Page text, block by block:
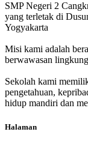
SMP Negeri 2
yang terletak di
Yogyakarta
Misi kami adalah
berwawasan
Sekolah kami
pengetahuan,
hidup mandiri dan
Halaman